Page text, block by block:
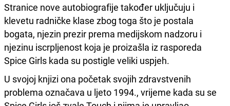
Stranice nove autobiografije također uključuju i
klevetu radničke klase zbog toga što je postala
bogata, njezin prezir prema medijskom nadzoru i
njezinu iscrpljenost koja je proizašla iz rasporeda
Spice Girls kada su postigle veliki uspjeh.
U svojoj knjizi ona početak svojih zdravstvenih
problema označava u ljeto 1994., vrijeme kada su se